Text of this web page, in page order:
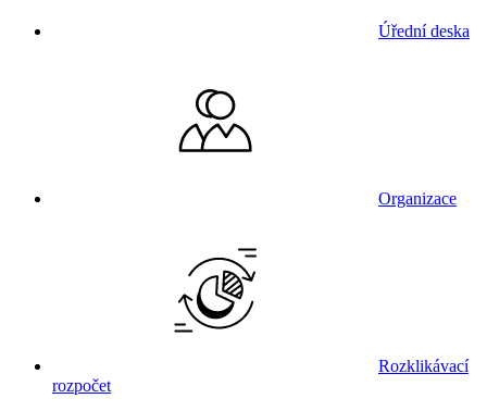
Úřední deska
Organizace
Rozklikávací
rozpočet